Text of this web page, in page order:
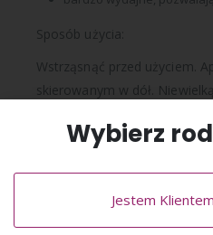
Sposób użycia:
Wstrząsnąć przed użyciem.
skierowanym w dół.
skórę
Skład:
Aqua, Urea, Isobutane,
15 Alkyl Benzoate, Cetearyl
Wybierz
Jestem